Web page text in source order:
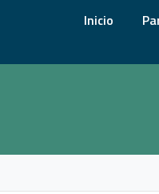
Inicio